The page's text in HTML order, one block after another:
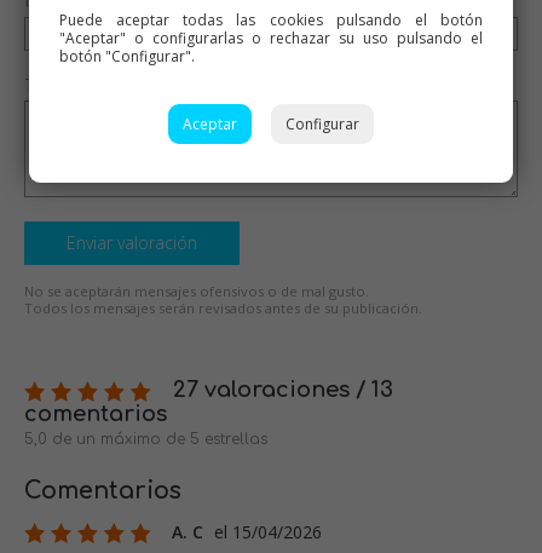
Tu valoración (opcional)
Enviar valoración
No se aceptarán mensajes ofensivos o de mal gusto.
Todos los mensajes serán revisados antes de su publicación.
27 valoraciones / 13
comentarios
5,0 de un máximo de 5 estrellas
Comentarios
A. C el 15/04/2026
Puede aceptar todas las cookies pulsando el botón
"Aceptar" o configurarlas o rechazar su uso pulsando el
botón "Configurar".
Aceptar Configurar